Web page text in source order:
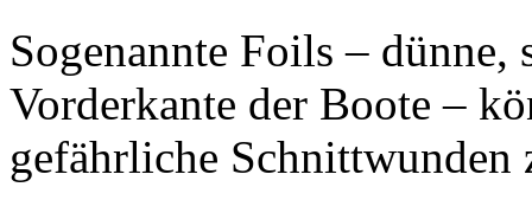
Sogenannte Foils – dünne,
Vorderkante der Boote –
gefährliche Schnittwunden